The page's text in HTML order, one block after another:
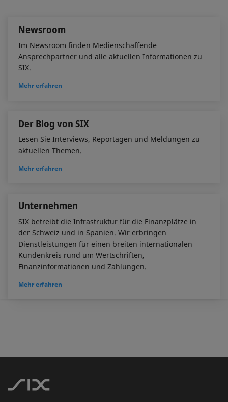
Newsroom
Im Newsroom finden Medienschaffende
Ansprechpartner und alle aktuellen Informationen zu
SIX.
Mehr erfahren
Der Blog von SIX
Lesen Sie Interviews, Reportagen und Meldungen zu
aktuellen Themen.
Mehr erfahren
Unternehmen
SIX betreibt die Infrastruktur für die Finanzplätze in
der Schweiz und in Spanien. Wir erbringen
Dienstleistungen für einen breiten internationalen
Kundenkreis rund um Wertschriften,
Finanzinformationen und Zahlungen.
Mehr erfahren